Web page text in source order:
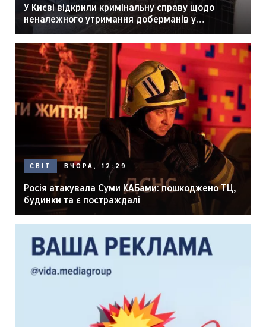
У Києві відкрили кримінальну справу щодо
неналежного утримання доберманів у
розпліднику
СВІТ ВЧОРА, 12:29
Росія атакувала Суми КАБами: пошкоджено ТЦ,
будинки та є постраждалі